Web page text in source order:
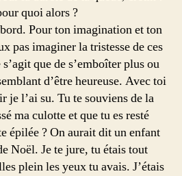
quoi alors ?
Pour ton imagination et ton
pas imaginer la tristesse de ces
que de s’emboîter plus ou
d’être heureuse. Avec toi
je l’ai su. Tu te souviens de la
ma culotte et que tu es resté
épilée ? On aurait dit un enfant
Noël. Je te jure, tu étais tout
plein les yeux tu avais. J’étais